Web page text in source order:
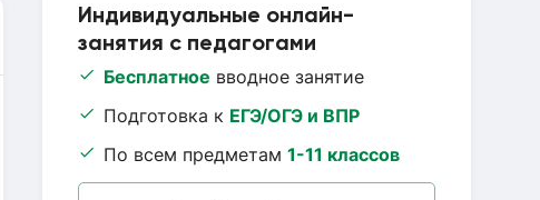
Индивидуальные онлайн-
занятия с педагогами
Бесплатное вводное занятие
Подготовка к ЕГЭ/ОГЭ и ВПР
По всем предметам 1-11 классов